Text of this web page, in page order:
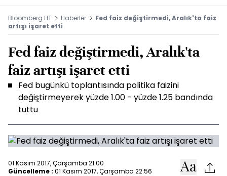
Bloomberg HT Haberler
Fed faiz değiştirmedi, Aralık'ta faiz
artışı işaret etti
Fed faiz değiştirmedi, Aralık'ta
faiz artışı işaret etti
Fed bugünkü toplantısında politika faizini
değiştirmeyerek yüzde 1.00 - yüzde 1.25 bandında
tuttu
01 Kasım 2017, Çarşamba 21:00
Güncelleme : 01 Kasım 2017, Çarşamba 22:56